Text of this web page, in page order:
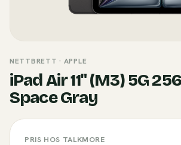
NETTBRETT · APPLE
iPad Air 11" (M3) 5G
Space Gray
PRIS HOS TALKMORE